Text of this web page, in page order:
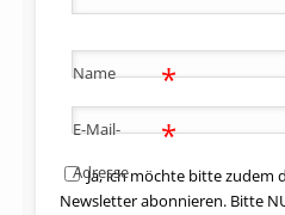
Name *
E-Mail-
Adresse
*
Ja, ich möchte bitte zudem
Newsletter abonnieren. Bitte